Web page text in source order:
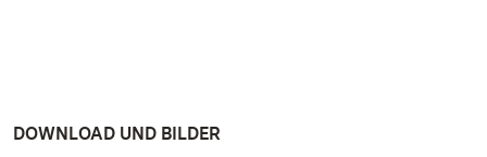
DOWNLOAD UND BILDER